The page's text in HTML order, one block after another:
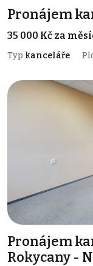
Pronájem
35 000 Kč za
Typ kanceláře
Pronájem
Rokycany -